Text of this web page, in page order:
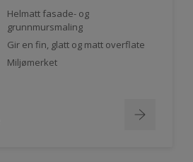
Helmatt fasade- og
grunnmursmaling
Gir en fin, glatt og matt overflate
Miljømerket